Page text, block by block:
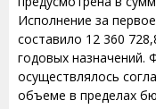
Исполнение за
составило 12 360
годовых назначений.
осуществлялось
объеме в пределах